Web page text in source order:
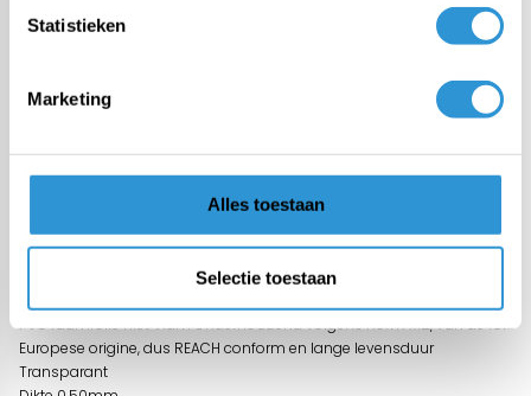
Statistieken
Marketing
Alles toestaan
Selectie toestaan
Vragen over dit product:
Omschrijving
PVC raamfolie Niet Vlam Onderhoudend volgens norm M2, van de rol
Europese origine, dus REACH conform en lange levensduur
Transparant